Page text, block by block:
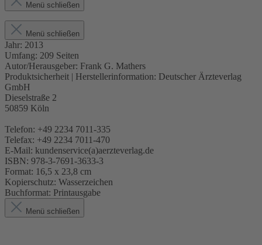
Menü schließen
Menü schließen
Jahr: 2013
Umfang: 209 Seiten
Autor/Herausgeber: Frank G. Mathers
Produktsicherheit | Herstellerinformation: Deutscher Ärzteverlag
GmbH
Dieselstraße 2
50859 Köln
Telefon: +49 2234 7011-335
Telefax: +49 2234 7011-470
E-Mail: kundenservice(a)aerzteverlag.de
ISBN: 978-3-7691-3633-3
Format: 16,5 x 23,8 cm
Kopierschutz: Wasserzeichen
Buchformat: Printausgabe
Menü schließen